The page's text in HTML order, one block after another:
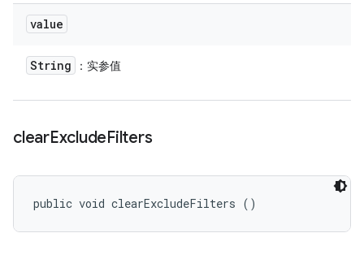
value
String ：实参值
clearExcludeFilters
public void clearExcludeFilters ()